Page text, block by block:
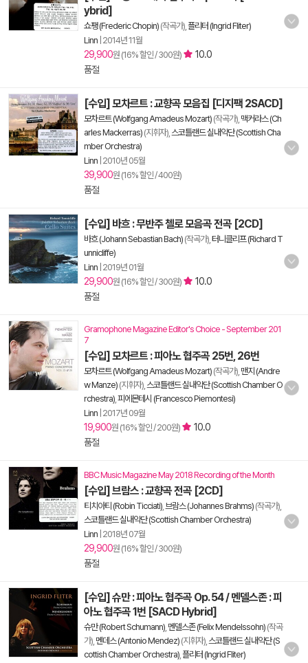
ybrid]
쇼팽 (Frederic Chopin) (작곡가), 플리터 (Ingrid Fliter)
Linn 2014년 11월
29,900원 (16% 할인 / 300원)
10.0
품절
[수입] 모차르트 : 교향곡 모음집 [디지팩 2SACD]
모차르트 (Wolfgang Amadeus Mozart) (작곡가), 맥커라스 (Ch
arles Mackerras) (지휘자), 스코틀랜드 실내악단 (Scottish Cha
mber Orchestra)
Linn 2010년 05월
39,900원 (16% 할인 / 400원)
품절
[수입] 바흐 : 무반주 첼로 모음곡 전곡 [2CD]
바흐 (Johann Sebastian Bach) (작곡가), 터니클리프 (Richard T
unnicliffe)
Linn 2019년 01월
29,900원 (16% 할인 / 300원)
10.0
품절
Gramophone Magazine Editor's Choice - September 201
7
[수입] 모차르트 : 피아노 협주곡 25번, 26번
모차르트 (Wolfgang Amadeus Mozart) (작곡가), 맨지 (Andre
w Manze) (지휘자), 스코틀랜드 실내악단 (Scottish Chamber O
rchestra) 피에몬테시 (Francesco Piemontesi)
Linn 2017년 09월
19,900원 (16% 할인 / 200원)
10.0
품절
BBC Music Magazine May 2018 Recording of the Month
[수입] 브람스 : 교향곡 전곡 [2CD]
티치아티 (Robin Ticciati) 브람스 (Johannes Brahms) (작곡가),
스코틀랜드 실내악단 (Scottish Chamber Orchestra)
Linn 2018년 07월
29,900원 (16% 할인 / 300원)
품절
[수입] 슈만 : 피아노 협주곡 Op. 54 / 멘델스존 : 피
아노 협주곡 1번 [SACD Hybrid]
슈만 (Robert Schumann) 멘델스존 (Felix Mendelssohn) (작곡
가), 멘데스 (Antonio Mendez) (지휘자), 스코틀랜드 실내악단 (S
cottish Chamber Orchestra) 플리터 (Ingrid Fliter)